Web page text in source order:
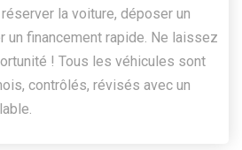
la voiture, déposer un
un financement rapide. Ne laissez
! Tous les véhicules sont
contrôlés, révisés avec un